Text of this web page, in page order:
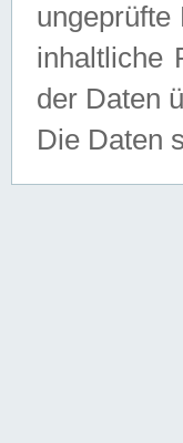
ungeprüfte
inhaltliche
der Daten
Die Daten